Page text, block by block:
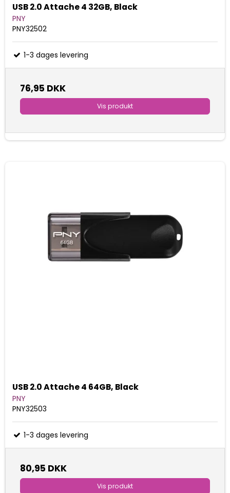
USB 2.0 Attache 4 32GB, Black
PNY
PNY32502
1-3 dages levering
76,95 DKK
Vis produkt
USB 2.0 Attache 4 64GB, Black
PNY
PNY32503
1-3 dages levering
80,95 DKK
Vis produkt